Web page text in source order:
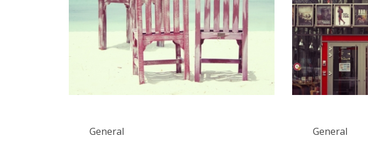
General General